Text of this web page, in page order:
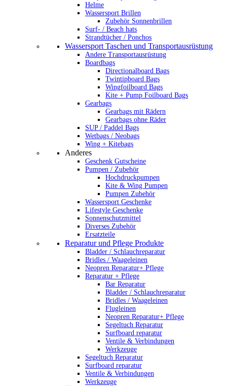
Helme
Wassersport Brillen
Zubehör Sonnenbrillen
Surf- / Beach hats
Strandtücher / Ponchos
Wassersport Taschen und Transportausrüstung
Andere Transportausrüstung
Boardbags
Directionalboard Bags
Twintipboard Bags
Wingfoilboard Bags
Kite + Pump Foilboard Bags
Gearbags
Gearbags mit Rädern
Gearbags ohne Räder
SUP / Paddel Bags
Wetbags / Neobags
Wing + Kitebags
Anderes
Geschenk Gutscheine
Pumpen / Zubehör
Hochdruckpumpen
Kite & Wing Pumpen
Pumpen Zubehör
Wassersport Geschenke
Lifestyle Geschenke
Sonnenschutzmittel
Diverses Zubehör
Ersatzteile
Reparatur und Pflege Produkte
Bladder / Schlauchreparatur
Bridles / Waageleinen
Neopren Reparatur+ Pflege
Reparatur + Pflege
Bar Reparatur
Bladder / Schlauchreparatur
Bridles / Waageleinen
Flugleinen
Neopren Reparatur+ Pflege
Segeltuch Reparatur
Surfboard reparatur
Ventile & Verbindungen
Werkzeuge
Segeltuch Reparatur
Surfboard reparatur
Ventile & Verbindungen
Werkzeuge